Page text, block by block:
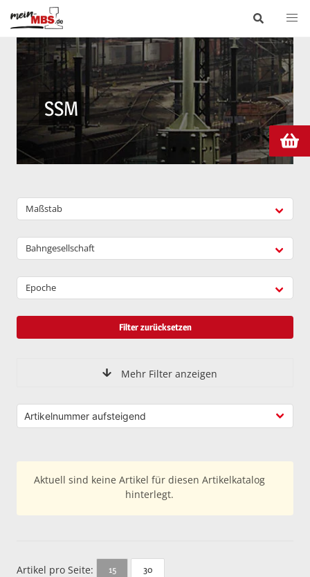
SSM
Maßstab
Bahngesellschaft
Epoche
Filter zurücksetzen
Mehr Filter anzeigen
Aktuell sind keine Artikel für diesen Artikelkatalog
hinterlegt.
Artikel pro Seite: 15 30